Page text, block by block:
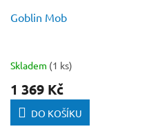
Goblin Mob
Skladem (1 ks)
1 369 Kč
DO KOŠÍKU